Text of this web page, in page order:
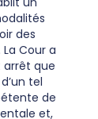
des
Cour a
arrêt que
tel
de
et,